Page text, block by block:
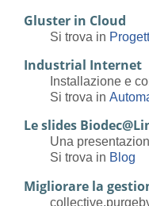
Gluster in Cloud
Si trova in
Industrial Internet
Installazione e
Si trova in
Le slides
Una
Si trova in Blog
Migliorare la